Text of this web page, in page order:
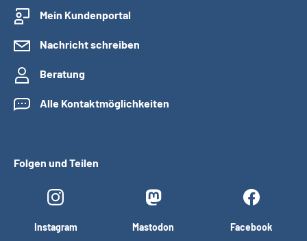
Mein Kundenportal
Nachricht schreiben
Beratung
Alle Kontaktmöglichkeiten
Folgen und Teilen
Instagram Mastodon Facebook